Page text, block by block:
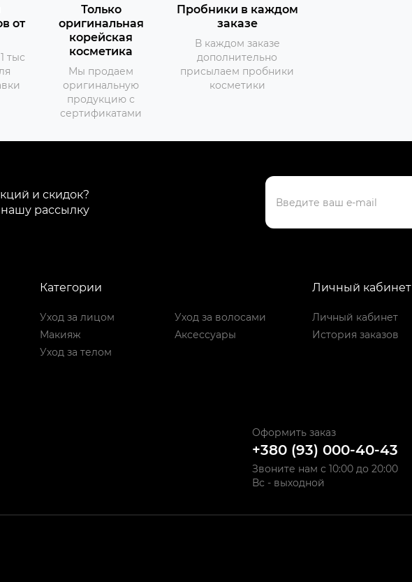
от
тыс
Только
оригинальная
корейская
косметика
Мы продаем
оригинальную
продукцию с
сертификатами
Пробники в каждом
заказе
В каждом заказе
дополнительно
присылаем пробники
косметики
и скидок?
рассылку
Категории
Уход за лицом
Макияж
Уход за телом
Уход за волосами
Аксессуары
Личный кабинет
Личный кабинет
История заказов
Оформить заказ
+380 (93) 000-40-43
Звоните нам с 10:00 до 20:00
Вс - выходной